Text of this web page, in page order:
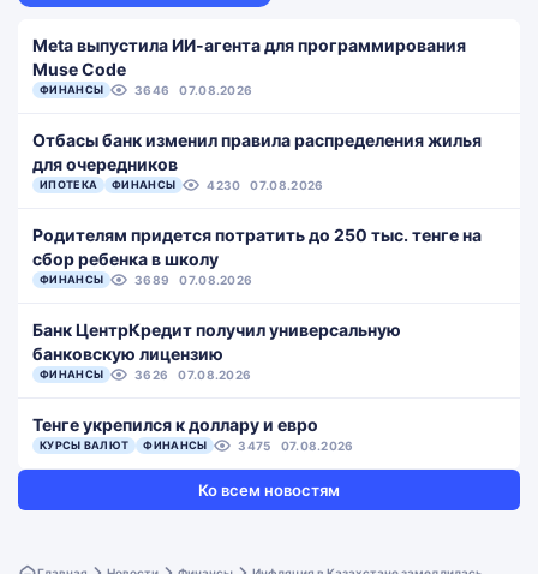
Meta выпустила ИИ-агента для программирования
Muse Code
ФИНАНСЫ 3646 07.08.2026
Отбасы банк изменил правила распределения жилья
для очередников
ИПОТЕКА ФИНАНСЫ 4230 07.08.2026
Родителям придется потратить до 250 тыс. тенге на
сбор ребенка в школу
ФИНАНСЫ 3689 07.08.2026
Банк ЦентрКредит получил универсальную
банковскую лицензию
ФИНАНСЫ 3626 07.08.2026
Тенге укрепился к доллару и евро
КУРСЫ ВАЛЮТ ФИНАНСЫ 3475 07.08.2026
Ко всем новостям